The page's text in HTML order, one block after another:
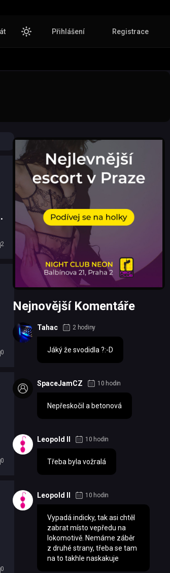
Přihlášení Registrace
2
0
0
0
Nejnovější Komentáře
Tahac 2 hodiny
Jáký že svodidla ?:-D
SpaceJamCZ 10 hodin
Nepřeskočil a betonová
Leopold II 10 hodin
Třeba byla vožralá
Leopold II 10 hodin
Vypadá indicky, tak asi chtěl
zabrat místo vepředu na
lokomotivě. Nemáme záběr
z druhé strany, třeba se tam
na to takhle naskakuje